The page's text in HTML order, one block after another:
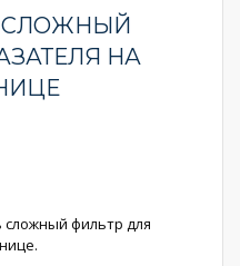
СЛОЖНЫЙ
НА
фильтр для